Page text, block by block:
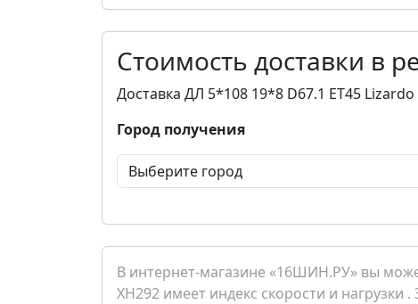
Стоимость доставки в
Доставка ДЛ 5*108 19*8 D67.1 ET45
Город получения
В интернет-магазине «16ШИН.РУ» вы
XH292 имеет индекс скорости и